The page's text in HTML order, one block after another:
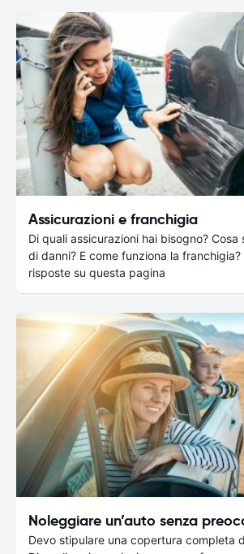
Assicurazioni e franchigia
Di quali assicurazioni hai bisogno?
di danni? E come funziona la
risposte su questa pagina
Noleggiare un’auto senza
Devo stipulare una copertura completa